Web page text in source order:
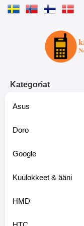
Kategoriat
Asus
Doro
Google
Kuulokkeet & ääni
HMD